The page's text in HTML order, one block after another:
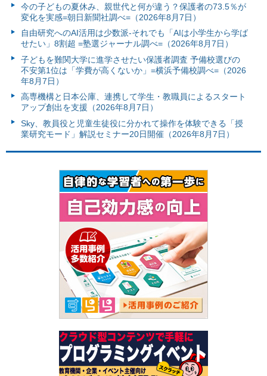
今の子どもの夏休み、親世代と何が違う？保護者の73.5％が
変化を実感=朝日新聞社調べ=（2026年8月7日）
自由研究へのAI活用は少数派-それでも「AIは小学生から学ば
せたい」8割超 =塾選ジャーナル調べ=（2026年8月7日）
子どもを難関大学に進学させたい保護者調査 予備校選びの
不安第1位は「学費が高くないか」=横浜予備校調べ=（2026
年8月7日）
高専機構と日本公庫、連携して学生・教職員によるスタート
アップ創出を支援（2026年8月7日）
Sky、教員役と児童生徒役に分かれて操作を体験できる「授
業研究モード」解説セミナー20日開催（2026年8月7日）